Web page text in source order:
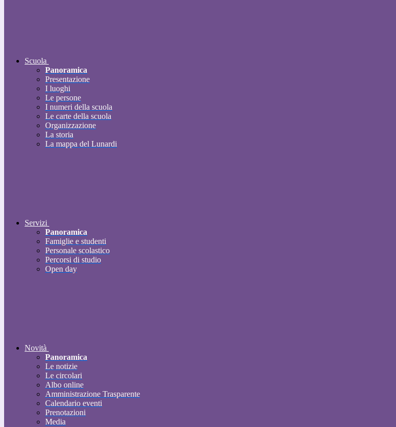
Scuola
Panoramica
Presentazione
I luoghi
Le persone
I numeri della scuola
Le carte della scuola
Organizzazione
La storia
La mappa del Lunardi
Servizi
Panoramica
Famiglie e studenti
Personale scolastico
Percorsi di studio
Open day
Novità
Panoramica
Le notizie
Le circolari
Albo online
Amministrazione Trasparente
Calendario eventi
Prenotazioni
Media